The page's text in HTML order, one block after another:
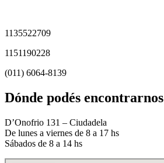
1135522709
1151190228
(011) 6064-8139
Dónde podés encontrarnos
D’Onofrio 131 – Ciudadela
De lunes a viernes de 8 a 17 hs
Sábados de 8 a 14 hs